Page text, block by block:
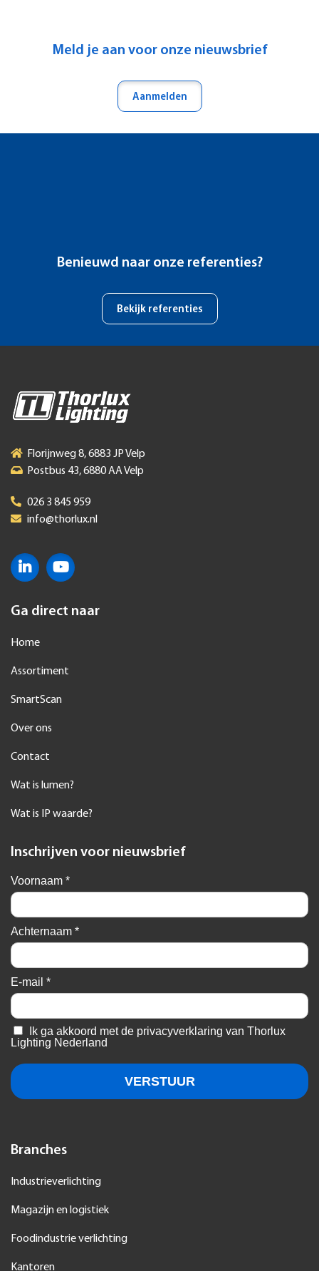
Meld je aan voor onze nieuwsbrief
Aanmelden
Benieuwd naar onze referenties?
Bekijk referenties
Florijnweg 8, 6883 JP Velp
Postbus 43, 6880 AA Velp
026 3 845 959
info@thorlux.nl
Ga direct naar
Home
Assortiment
SmartScan
Over ons
Contact
Wat is lumen?
Wat is IP waarde?
Inschrijven voor nieuwsbrief
Branches
Industrieverlichting
Magazijn en logistiek
Foodindustrie verlichting
Kantoren